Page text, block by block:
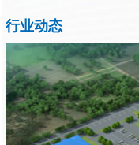
行业动态